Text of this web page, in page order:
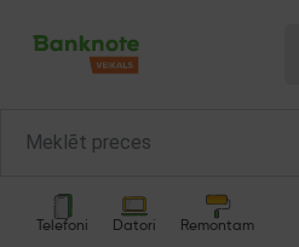
Telefoni Datori Remontam